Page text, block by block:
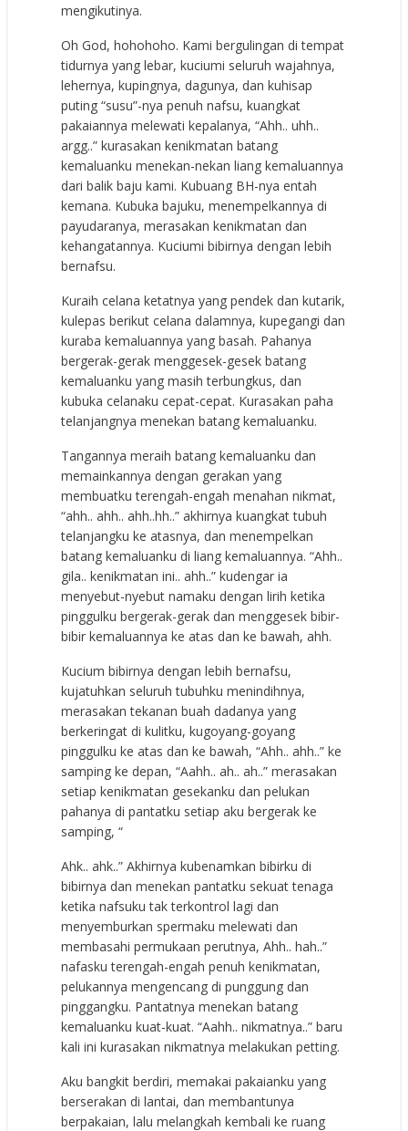
mengikutinya.
Oh God, hohohoho. Kami bergulingan di tempat
tidurnya yang lebar, kuciumi seluruh wajahnya,
lehernya, kupingnya, dagunya, dan kuhisap
puting “susu”-nya penuh nafsu, kuangkat
pakaiannya melewati kepalanya, “Ahh.. uhh..
argg..” kurasakan kenikmatan batang
kemaluanku menekan-nekan liang kemaluannya
dari balik baju kami. Kubuang BH-nya entah
kemana. Kubuka bajuku, menempelkannya di
payudaranya, merasakan kenikmatan dan
kehangatannya. Kuciumi bibirnya dengan lebih
bernafsu.
Kuraih celana ketatnya yang pendek dan kutarik,
kulepas berikut celana dalamnya, kupegangi dan
kuraba kemaluannya yang basah. Pahanya
bergerak-gerak menggesek-gesek batang
kemaluanku yang masih terbungkus, dan
kubuka celanaku cepat-cepat. Kurasakan paha
telanjangnya menekan batang kemaluanku.
Tangannya meraih batang kemaluanku dan
memainkannya dengan gerakan yang
membuatku terengah-engah menahan nikmat,
“ahh.. ahh.. ahh..hh..” akhirnya kuangkat tubuh
telanjangku ke atasnya, dan menempelkan
batang kemaluanku di liang kemaluannya. “Ahh..
gila.. kenikmatan ini.. ahh..” kudengar ia
menyebut-nyebut namaku dengan lirih ketika
pinggulku bergerak-gerak dan menggesek bibir-
bibir kemaluannya ke atas dan ke bawah, ahh.
Kucium bibirnya dengan lebih bernafsu,
kujatuhkan seluruh tubuhku menindihnya,
merasakan tekanan buah dadanya yang
berkeringat di kulitku, kugoyang-goyang
pinggulku ke atas dan ke bawah, “Ahh.. ahh..” ke
samping ke depan, “Aahh.. ah.. ah..” merasakan
setiap kenikmatan gesekanku dan pelukan
pahanya di pantatku setiap aku bergerak ke
samping, “
Ahk.. ahk..” Akhirnya kubenamkan bibirku di
bibirnya dan menekan pantatku sekuat tenaga
ketika nafsuku tak terkontrol lagi dan
menyemburkan spermaku melewati dan
membasahi permukaan perutnya, Ahh.. hah..”
nafasku terengah-engah penuh kenikmatan,
pelukannya mengencang di punggung dan
pinggangku. Pantatnya menekan batang
kemaluanku kuat-kuat. “Aahh.. nikmatnya..” baru
kali ini kurasakan nikmatnya melakukan petting.
Aku bangkit berdiri, memakai pakaianku yang
berserakan di lantai, dan membantunya
berpakaian, lalu melangkah kembali ke ruang